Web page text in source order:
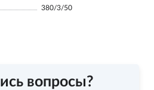
380/3/50
вопросы?